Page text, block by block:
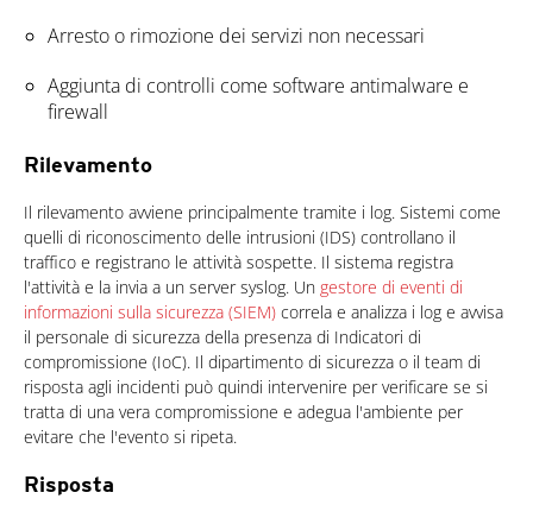
Arresto o rimozione dei servizi non necessari
Aggiunta di controlli come software antimalware e
firewall
Rilevamento
Il rilevamento avviene principalmente tramite i log. Sistemi come
quelli di riconoscimento delle intrusioni (IDS) controllano il
traffico e registrano le attività sospette. Il sistema registra
l'attività e la invia a un server syslog. Un gestore di eventi di
informazioni sulla sicurezza (SIEM) correla e analizza i log e avvisa
il personale di sicurezza della presenza di Indicatori di
compromissione (IoC). Il dipartimento di sicurezza o il team di
risposta agli incidenti può quindi intervenire per verificare se si
tratta di una vera compromissione e adegua l'ambiente per
evitare che l'evento si ripeta.
Risposta